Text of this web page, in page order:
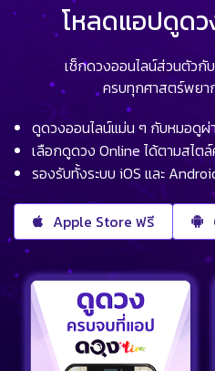
โหลดแอปดูดว
เช็กดวงออนไลน์ส่วนตัวกั
ครบทุกศาสตร์พยา
ดูดวงออนไลน์แม่น ๆ กับหมอดูผ่
เลือกดูดวง Online ได้ตามสไต
รองรับทั้งระบบ iOS และ
Apple Store ฟรี